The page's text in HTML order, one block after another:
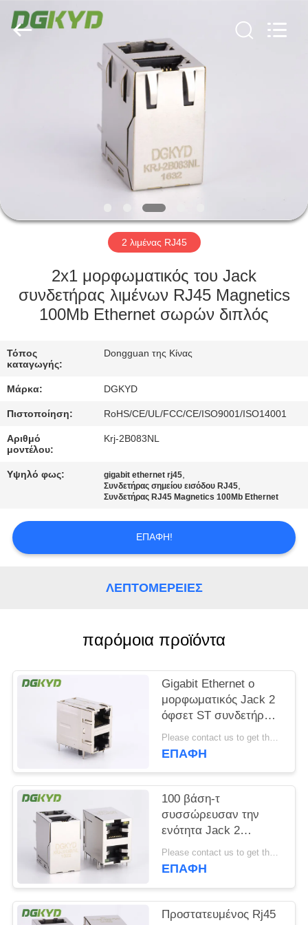
ΕΜΦΆΝΙΣΗ
ΠΕΡΊΠΟΥ
ΓΎΡΟΣ
ΕΡΓΟΣΤΑΣΊΩΝ
ΠΟΙΟΤΙΚΌΣ
ΈΛΕΓΧΟΣ
ΜΑΣ
ΕΛΆΤΕ
ΣΕ
ΖΗΤΉΣΤΕ
SITEMAP
ΠΟΛΙΤΙΚΉ
ΜΥΣΤΙΚΌΤΗΤΑΣ
Electronic
Technology
Co.,ltd.
2 λιμένας RJ45
2x1 μορφωματικός του Jack
συνδετήρας λιμένων RJ45 Magnetics
100Mb Ethernet σωρών διπλός
Τόπος
καταγωγής:
Dongguan της Κίνας
Μάρκα: DGKYD
Πιστοποίηση: RoHS/CE/UL/FCC/CE/ISO9001/ISO14001
Αριθμό
μοντέλου:
Krj-2B083NL
Υψηλό φως: gigabit ethernet rj45,
Συνδετήρας σημείου εισόδου RJ45,
Συνδετήρας RJ45 Magnetics 100Mb Ethernet
ΕΠΑΦΉ!
ΛΕΠΤΟΜΈΡΕΙΕΣ
παρόμοια προϊόντα
Gigabit Ethernet ο
μορφωματικός Jack 2
όφσετ ST συνδετήρων
2x1 λιμένων RJ45/Jk
με Leds
Please contact us to get the latest price. MOQ:1 κομμάτι
ΕΠΑΦΉ
100 βάση-τ
συσσώρευσαν την
ενότητα Jack 2
λιμένων RJ45 με
Magnetics η εμβύθιση
Please contact us to get the latest price. MOQ:1 κομμάτι
ΕΠΑΦΉ
Προστατευμένος Rj45